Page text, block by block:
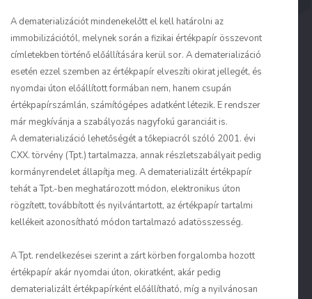
A dematerializációt mindenekelőtt el kell határolni az
immobilizációtól, melynek során a fizikai értékpapír összevont
címletekben történő előállítására kerül sor. A dematerializáció
esetén ezzel szemben az értékpapír elveszíti okirat jellegét, és
nyomdai úton előállított formában nem, hanem csupán
értékpapírszámlán, számítógépes adatként létezik. E rendszer
már megkívánja a szabályozás nagyfokú garanciáit is.
A dematerializáció lehetőségét a tőkepiacról szóló 2001. évi
CXX. törvény (Tpt.) tartalmazza, annak részletszabályait pedig
kormányrendelet állapítja meg. A dematerializált értékpapír
tehát a Tpt.-ben meghatározott módon, elektronikus úton
rögzített, továbbított és nyilvántartott, az értékpapír tartalmi
kellékeit azonosítható módon tartalmazó adatösszesség.
A Tpt. rendelkezései szerint a zárt körben forgalomba hozott
értékpapír akár nyomdai úton, okiratként, akár pedig
dematerializált értékpapírként előállítható, míg a nyilvánosan